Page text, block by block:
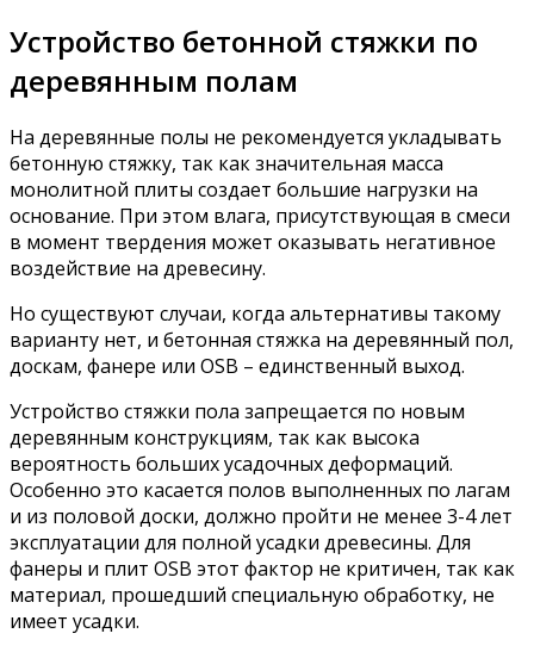
Устройство бетонной стяжки по
деревянным полам
На деревянные полы не рекомендуется укладывать
бетонную стяжку, так как значительная масса
монолитной плиты создает большие нагрузки на
основание. При этом влага, присутствующая в смеси
в момент твердения может оказывать негативное
воздействие на древесину.
Но существуют случаи, когда альтернативы такому
варианту нет, и бетонная стяжка на деревянный пол,
доскам, фанере или OSB – единственный выход.
Устройство стяжки пола запрещается по новым
деревянным конструкциям, так как высока
вероятность больших усадочных деформаций.
Особенно это касается полов выполненных по лагам
и из половой доски, должно пройти не менее 3-4 лет
эксплуатации для полной усадки древесины. Для
фанеры и плит OSB этот фактор не критичен, так как
материал, прошедший специальную обработку, не
имеет усадки.